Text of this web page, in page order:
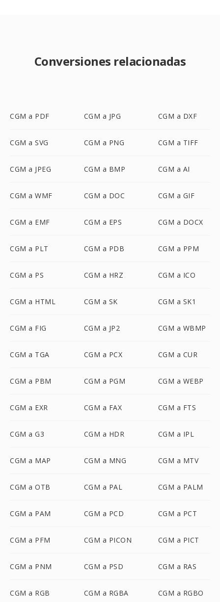
Conversiones relacionadas
CGM a PDF CGM a JPG CGM a DXF
CGM a SVG CGM a PNG CGM a TIFF
CGM a JPEG CGM a BMP CGM a AI
CGM a WMF CGM a DOC CGM a GIF
CGM a EMF CGM a EPS CGM a DOCX
CGM a PLT CGM a PDB CGM a PPM
CGM a PS CGM a HRZ CGM a ICO
CGM a HTML CGM a SK CGM a SK1
CGM a FIG CGM a JP2 CGM a WBMP
CGM a TGA CGM a PCX CGM a CUR
CGM a PBM CGM a PGM CGM a WEBP
CGM a EXR CGM a FAX CGM a FTS
CGM a G3 CGM a HDR CGM a IPL
CGM a MAP CGM a MNG CGM a MTV
CGM a OTB CGM a PAL CGM a PALM
CGM a PAM CGM a PCD CGM a PCT
CGM a PFM CGM a PICON CGM a PICT
CGM a PNM CGM a PSD CGM a RAS
CGM a RGB CGM a RGBA CGM a RGBO